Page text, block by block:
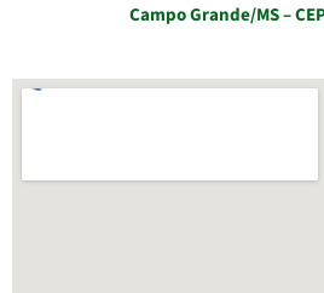
Campo Grande/MS –